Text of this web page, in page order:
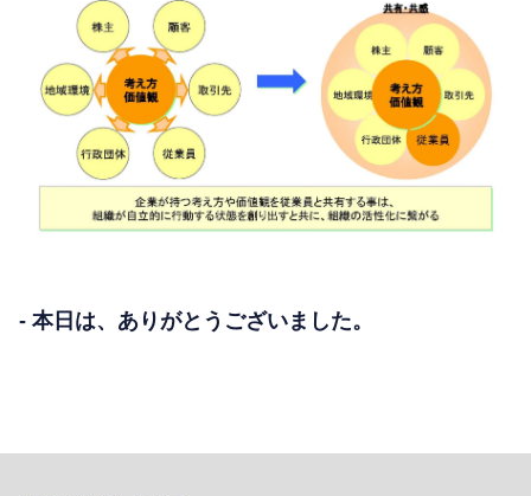
- 本日は、ありがとうございました。